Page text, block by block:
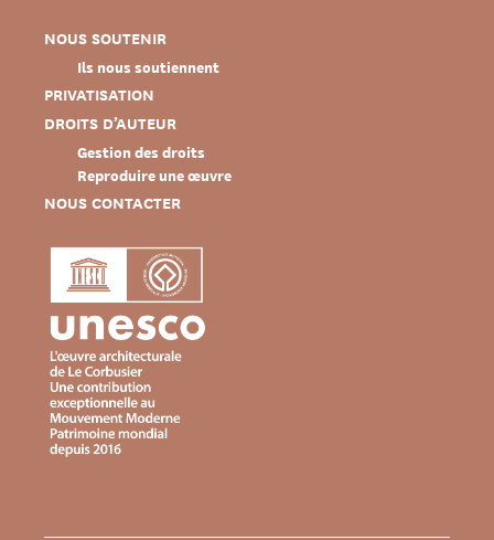
NOUS SOUTENIR
Ils nous soutiennent
PRIVATISATION
DROITS D’AUTEUR
Gestion des droits
Reproduire une œuvre
NOUS CONTACTER